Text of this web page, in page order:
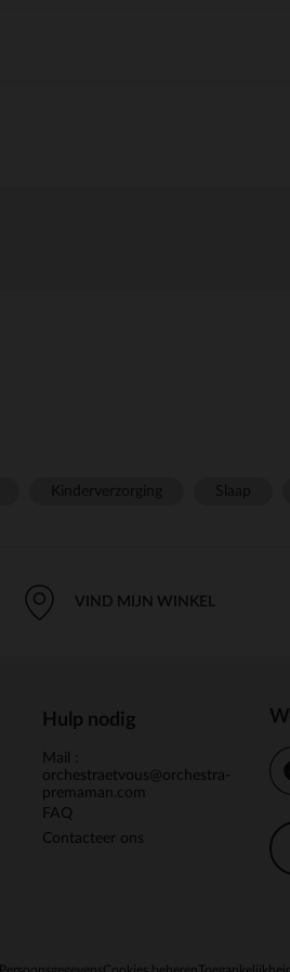
VIND MIJN WINKEL
Hulp nodig
Mail :
orchestraetvous@orchestra-
premaman.com
FAQ
Contacteer ons